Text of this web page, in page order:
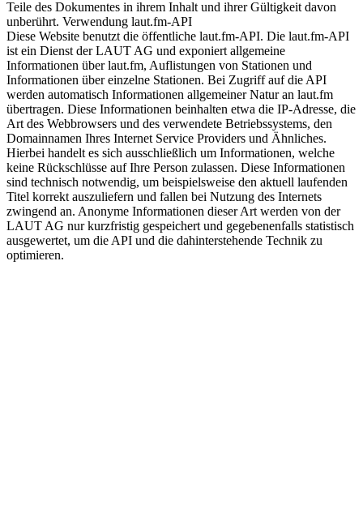
Teile des Dokumentes in ihrem Inhalt und ihrer Gültigkeit davon
unberührt. Verwendung laut.fm-API
Diese Website benutzt die öffentliche laut.fm-API. Die laut.fm-API
ist ein Dienst der LAUT AG und exponiert allgemeine
Informationen über laut.fm, Auflistungen von Stationen und
Informationen über einzelne Stationen. Bei Zugriff auf die API
werden automatisch Informationen allgemeiner Natur an laut.fm
übertragen. Diese Informationen beinhalten etwa die IP-Adresse, die
Art des Webbrowsers und des verwendete Betriebssystems, den
Domainnamen Ihres Internet Service Providers und Ähnliches.
Hierbei handelt es sich ausschließlich um Informationen, welche
keine Rückschlüsse auf Ihre Person zulassen. Diese Informationen
sind technisch notwendig, um beispielsweise den aktuell laufenden
Titel korrekt auszuliefern und fallen bei Nutzung des Internets
zwingend an. Anonyme Informationen dieser Art werden von der
LAUT AG nur kurzfristig gespeichert und gegebenenfalls statistisch
ausgewertet, um die API und die dahinterstehende Technik zu
optimieren.